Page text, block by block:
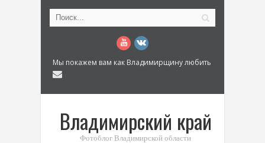
Мы покажем вам как Владимирщину любить
Владимирский край
Фотоблог Владимирской области